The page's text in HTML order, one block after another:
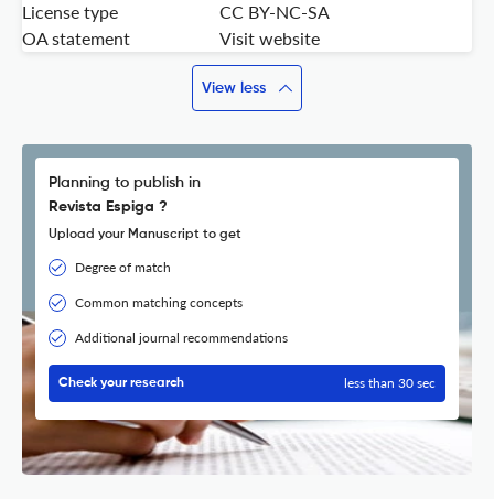
License type
CC BY-NC-SA
OA statement
Visit website
View less
Planning to publish in
Revista Espiga ?
Upload your Manuscript to get
Degree of match
Common matching concepts
Additional journal recommendations
Check your research less than 30 sec